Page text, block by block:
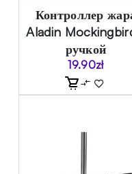
Контроллер
Aladin
ручкой
19.90zł